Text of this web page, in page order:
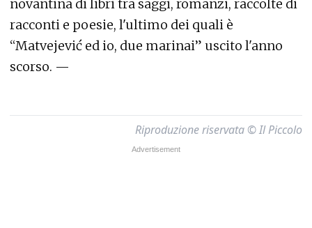
novantina di libri tra saggi, romanzi, raccolte di
racconti e poesie, l'ultimo dei quali è
“Matvejević ed io, due marinai” uscito l'anno
scorso. —
Riproduzione riservata © Il Piccolo